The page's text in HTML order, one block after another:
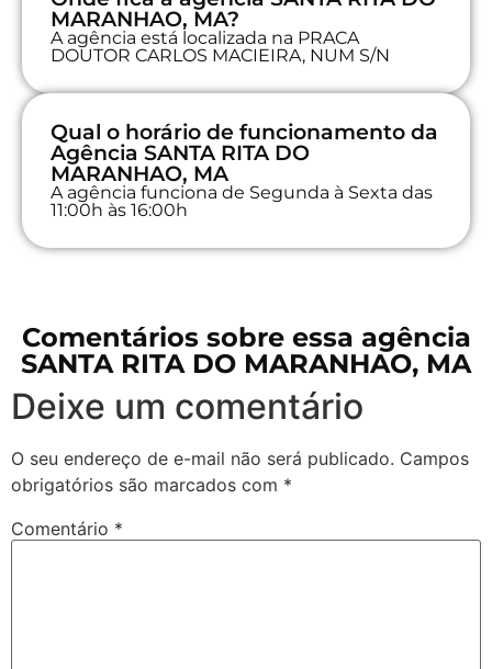
MARANHAO, MA?
A agência está localizada na PRACA
DOUTOR CARLOS MACIEIRA, NUM S/N
Qual o horário de funcionamento da
Agência SANTA RITA DO
MARANHAO, MA
A agência funciona de Segunda à Sexta das
11:00h às 16:00h
Comentários sobre essa agência
SANTA RITA DO MARANHAO, MA
Deixe um comentário
O seu endereço de e-mail não será publicado. Campos
obrigatórios são marcados com *
Comentário *